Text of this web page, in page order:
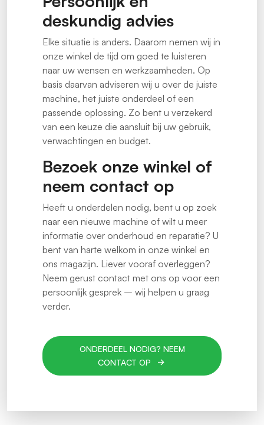
deskundig advies
Elke situatie is anders. Daarom nemen wij in
onze winkel de tijd om goed te luisteren
naar uw wensen en werkzaamheden. Op
basis daarvan adviseren wij u over de juiste
machine, het juiste onderdeel of een
passende oplossing. Zo bent u verzekerd
van een keuze die aansluit bij uw gebruik,
verwachtingen en budget.
Bezoek onze winkel of
neem contact op
Heeft u onderdelen nodig, bent u op zoek
naar een nieuwe machine of wilt u meer
informatie over onderhoud en reparatie? U
bent van harte welkom in onze winkel en
ons magazijn. Liever vooraf overleggen?
Neem gerust contact met ons op voor een
persoonlijk gesprek – wij helpen u graag
verder.
ONDERDEEL NODIG? NEEM
CONTACT OP